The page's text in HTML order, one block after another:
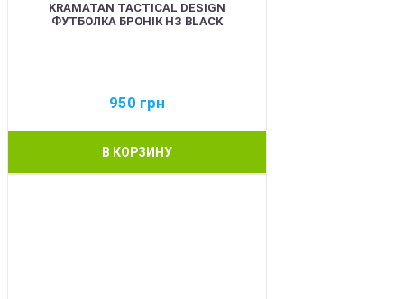
KRAMATAN TACTICAL DESIGN
ФУТБОЛКА БРОНІК НЗ BLACK
950 грн
В КОРЗИНУ